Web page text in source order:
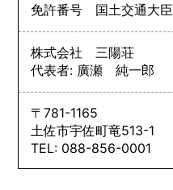
免許番号 国土交通大臣
株式会社 三陽荘
代表者: 廣瀬 純一郎
〒781-1165
土佐市宇佐町竜513-1
TEL: 088-856-0001